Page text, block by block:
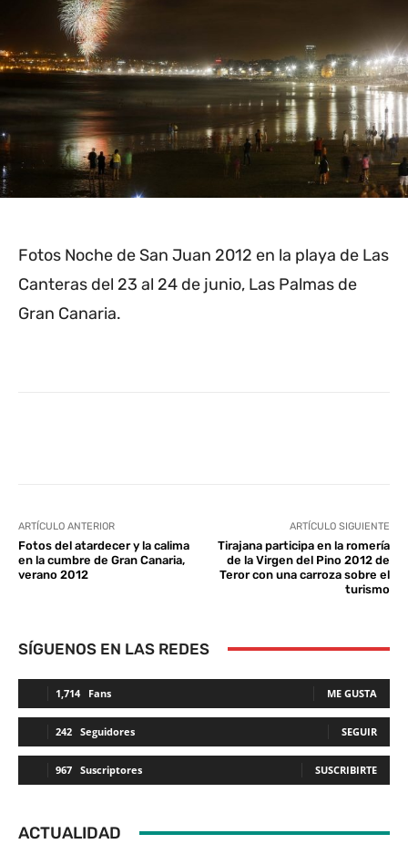
Fotos Noche de San Juan 2012 en la playa de Las
Canteras del 23 al 24 de junio, Las Palmas de
Gran Canaria.
ARTÍCULO ANTERIOR
Fotos del atardecer y la calima
en la cumbre de Gran Canaria,
verano 2012
ARTÍCULO SIGUIENTE
Tirajana participa en la romería
de la Virgen del Pino 2012 de
Teror con una carroza sobre el
turismo
SÍGUENOS EN LAS REDES
1,714 Fans ME GUSTA
242 Seguidores SEGUIR
967 Suscriptores SUSCRIBIRTE
ACTUALIDAD